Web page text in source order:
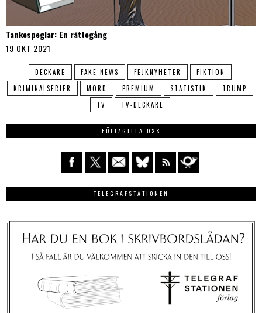
Tankespeglar: En rättegång
19 OKT 2021
DECKARE FAKE NEWS FEJKNYHETER
FIKTION
KRIMINALSERIER
MORD PREMIUM STATISTIK
TRUMP
TV
TV-DECKARE
FÖLJ/GILLA OSS
TELEGRAFSTATIONEN